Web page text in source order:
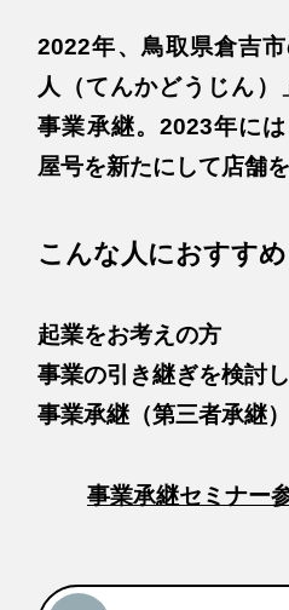
2022年、鳥取県倉吉
人（てんかどうじん
事業承継。2023年に
屋号を新たにして店舗
こんな人におすすめ
起業をお考えの方
事業の引き継ぎを検討
事業承継（第三者承継
事業承継セミナー